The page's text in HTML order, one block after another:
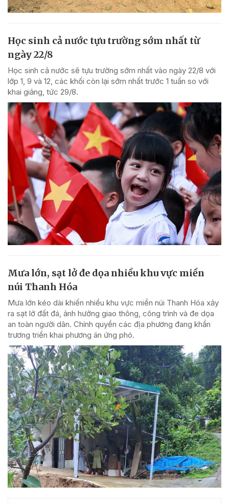
Học sinh cả nước tựu trường sớm nhất từ
ngày 22/8
Học sinh cả nước sẽ tựu trường sớm nhất vào ngày 22/8 với
lớp 1, 9 và 12, các khối còn lại sớm nhất trước 1 tuần so với
khai giảng, tức 29/8.
Mưa lớn, sạt lở đe dọa nhiều khu vực miền
núi Thanh Hóa
Mưa lớn kéo dài khiến nhiều khu vực miền núi Thanh Hóa xảy
ra sạt lở đất đá, ảnh hưởng giao thông, công trình và đe dọa
an toàn người dân. Chính quyền các địa phương đang khẩn
trương triển khai phương án ứng phó.